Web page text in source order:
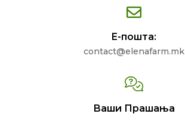
Е-пошта:
contact@elenafarm.mk
Ваши Прашања